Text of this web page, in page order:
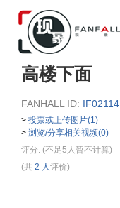
高楼下面
FANHALL ID: IF02114
> 投票或上传图片(1)
> 浏览/分享相关视频(0)
评分: (不足5人暂不计算)
(共 2 人评价)